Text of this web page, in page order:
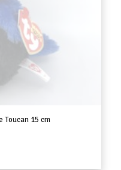
Toucan 15 cm